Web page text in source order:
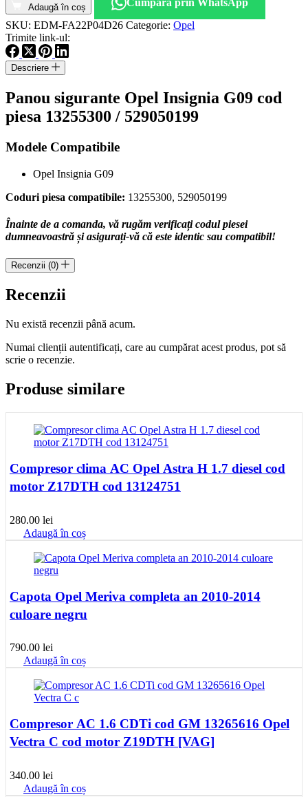
sigurante
Opel
Insignia
G09
cod
piesa
Adaugă în coș
Cumpără prin WhatsApp
SKU: EDM-FA22P04D26 Categorie: Opel
Trimite link-ul:
Descriere
Panou sigurante Opel Insignia G09 cod
piesa 13255300 / 529050199
Modele Compatibile
Opel Insignia G09
Coduri piesa compatibile: 13255300, 529050199
Înainte de a comanda, vă rugăm verificați codul piesei
dumneavoastră și asigurați-vă că este identic sau compatibil!
Recenzii (0)
Recenzii
Nu există recenzii până acum.
Numai clienții autentificați, care au cumpărat acest produs, pot să
scrie o recenzie.
Produse similare
Compresor clima AC Opel Astra H 1.7 diesel cod
motor Z17DTH cod 13124751
280.00 lei
Adaugă în coș
Capota Opel Meriva completa an 2010-2014
culoare negru
790.00 lei
Adaugă în coș
Compresor AC 1.6 CDTi cod GM 13265616 Opel
Vectra C cod motor Z19DTH [VAG]
340.00 lei
Adaugă în coș